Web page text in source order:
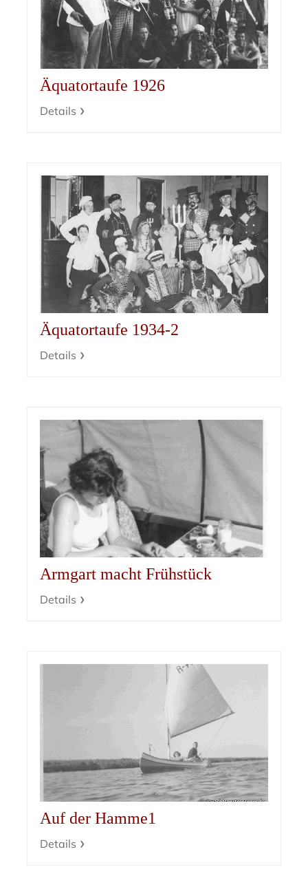
Äquatortaufe 1926
Details
Äquatortaufe 1934-2
Details
Armgart macht Frühstück
Details
Auf der Hamme1
Details